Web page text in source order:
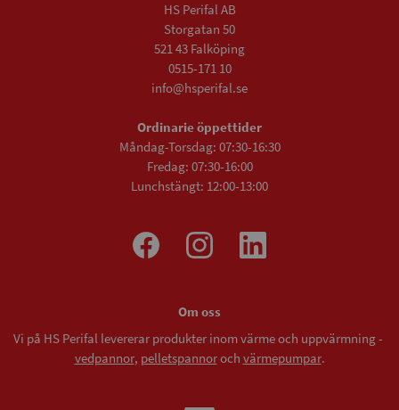
HS Perifal AB
Storgatan 50
521 43 Falköping
0515-171 10
info@hsperifal.se
Ordinarie öppettider
Måndag-Torsdag: 07:30-16:30
Fredag: 07:30-16:00
Lunchstängt: 12:00-13:00
Om oss
Vi på HS Perifal levererar produkter inom värme och uppvärmning -
vedpannor, pelletspannoroch värmepumpar.